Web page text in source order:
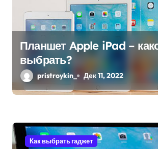
а
п
и
с
я
м
Планшет Apple iPad –
выбрать?
pristroykin_ Дек 11, 2022
Как выбрать гаджет